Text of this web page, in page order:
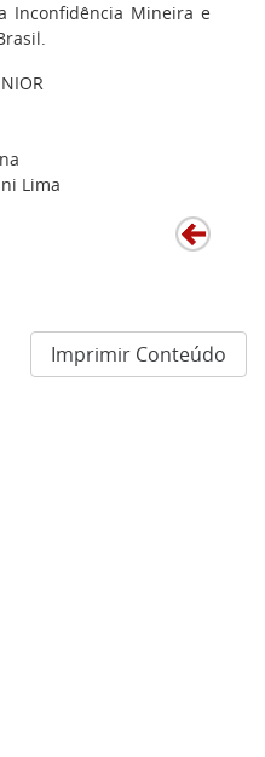
Inconfidência Mineira e
Lima
Imprimir Conteúdo